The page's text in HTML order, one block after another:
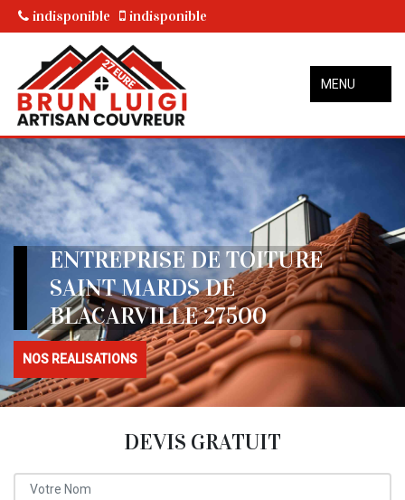
indisponible indisponible
MENU
ENTREPRISE DE TOITURE
SAINT MARDS DE
BLACARVILLE 27500
NOS REALISATIONS
DEVIS GRATUIT